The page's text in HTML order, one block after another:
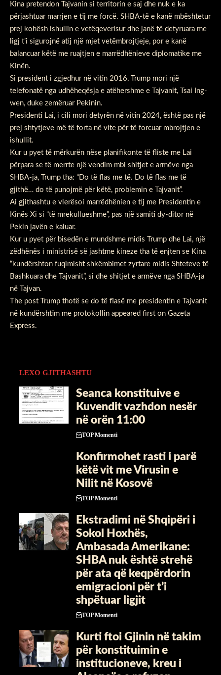
Kina pretendon Tajvanin si territorin e saj dhe nuk e ka
përjashtuar marrjen e tij me forcë. SHBA-të e kanë mbështetur
prej kohësh ishullin e vetëqeverisur dhe janë të detyruara me
ligj t’i sigurojnë atij një mjet vetëmbrojtjeje, por e kanë
balancuar këtë me ruajtjen e marrëdhënieve diplomatike me
Kinën.
Si president i zgjedhur në vitin 2016, Trump mori një
telefonatë nga udhëheqësja e atëhershme e Tajvanit, Tsai Ing-
wen, duke zemëruar Pekinin.
Presidenti Lai, i cili mori detyrën në vitin 2024, është pas një
prej shtytjeve më të forta në vite për të forcuar mbrojtjen e
ishullit.
Kur u pyet të mërkurën nëse planifikonte të fliste me Lai
përpara se të merrte një vendim mbi shitjet e armëve nga
SHBA-ja, Trump tha: “Do të flas me të. Do të flas me të
gjithë… do të punojmë për këtë, problemin e Tajvanit”.
Ai gjithashtu e vlerësoi marrëdhënien e tij me Presidentin e
Kinës Xi si “të mrekullueshme”, pas një samiti dy-ditor në
Pekin javën e kaluar.
Kur u pyet për bisedën e mundshme midis Trump dhe Lai, një
zëdhënës i ministrisë së jashtme kineze tha të enjten se Kina
“kundërshton fuqimisht shkëmbimet zyrtare midis Shteteve të
Bashkuara dhe Tajvanit”, si dhe shitjet e armëve nga SHBA-ja
në Tajvan.
The post
Trump thotë se do të flasë me presidentin e Tajvanit
në kundërshtim me protokollin appeared first on Gazeta
Express.
LEXO GJITHASHTU
Seanca konstituive e
Kuvendit vazhdon nesër
në orën 11:00
TOP Momenti
Konfirmohet rasti i parë
këtë vit me Virusin e
Nilit në Kosovë
TOP Momenti
Ekstradimi në Shqipëri i
Sokol Hoxhës,
Ambasada Amerikane:
SHBA nuk është strehë
për ata që keqpërdorin
emigracioni për t’i
shpëtuar ligjit
TOP Momenti
Kurti ftoi Gjinin në takim
për konstituimin e
institucioneve, kreu i